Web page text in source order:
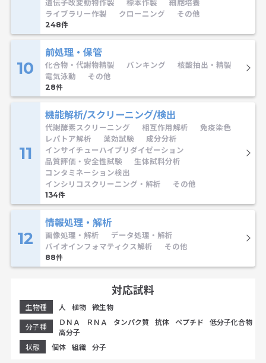
遺伝子改変動物作製 標本作製
細胞培養
ライブラリー作製
クローニング
その他
248
10
前処理・保管
化合物・代謝物精製 バンキング
核酸抽出・精製
電気泳動
その他
28
11
機能解析/スクリーニング/検出
代謝酵素スクリーニング 相互作用解析
免疫染色
レパトア解析
薬効試験
成分分析
インサイチューハイブリダイゼーション
品質評価・安全性試験
生体試料分析
コンタミネーション検出
インシリコスクリーニング・解析
その他
134
12
情報処理・解析
画像処理・解析
データ処理・解析
バイオインフォマティクス解析
その他
88
対応試料
生物種 人 植物 微生物
分子種
ＤＮＡ ＲＮＡ タンパク質 抗体 ペプチド
低分子化合物
高分子
状態
個体 組織 分子